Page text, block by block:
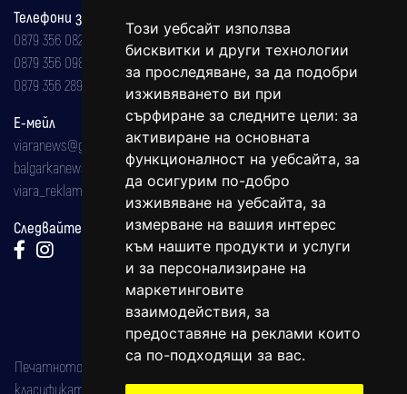
Този уебсайт използва
бисквитки и други технологии
за проследяване, за да подобри
изживяването ви при
сърфиране за следните цели: за
активиране на основната
функционалност на уебсайта, за
да осигурим по-добро
изживяване на уебсайта, за
измерване на вашия интерес
към нашите продукти и услуги
и за персонализиране на
маркетинговите
взаимодействия, за
предоставяне на реклами които
са по-подходящи за вас.
Телефони за реклама и абонаменти
0879 356 082
0879 356 098
0879 356 289
Е-мейл
viaranews@gmail.com
balgarkanews@gmail.com
viara_reklama@mail.bg
Следвайте ни:
Печатното издание на вестника е регистрирано в националния
класификатор на печатните издания (Българска национална